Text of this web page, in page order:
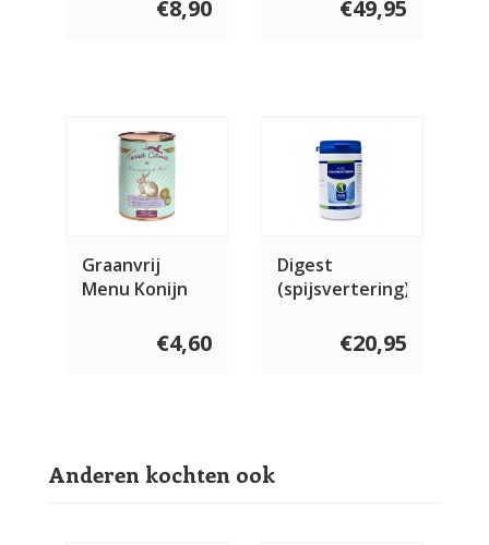
minder winderig. Deze zullen we zeker blijven
€8,90 €49,95
Graanvrij
Menu Konijn
€4,60
Digest
(spijsvertering)
€20,95
Anderen kochten ook